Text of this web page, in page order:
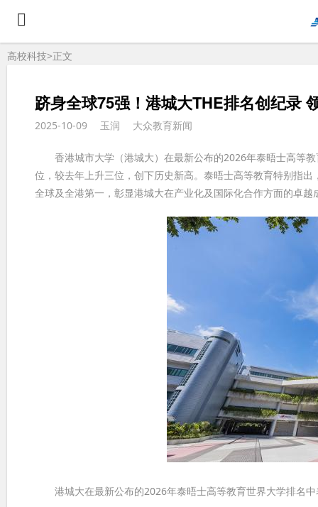
高校科技>正文
跻身全球75强！港城大THE排名创纪录
2025-10-09 玉润 大众教育新闻
香港城市大学（港城大）在最新公布的2026年泰晤士高等
位，较去年上升三位，创下历史新高。泰晤士高等教育特别指
全球及全港第一，彰显港城大在产业化及国际化合作方面的卓越
港城大在最新公布的2026年泰晤士高等教育世界大学排名中